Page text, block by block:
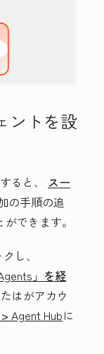
ントを設
ると、 スー
の手順の追
できます。
し、
」 を経
はがアカウ
> Agent Hubに